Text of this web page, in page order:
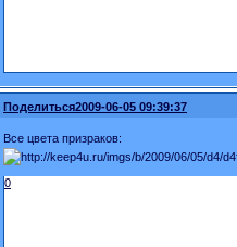
Поделиться2009-06-05 09:39:37
Все цвета призраков:
0